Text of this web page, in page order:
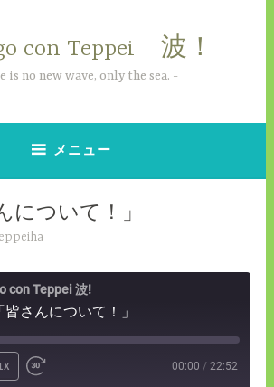
con Teppei 波！
is no new wave, only the sea.
メニュー
について！」
con Teppei 波!
さんについて！」
FAST
00:00 / 22:52